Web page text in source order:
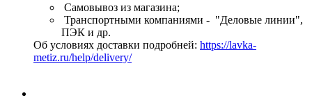
Самовывоз из магазина;
Транспортными компаниями - "Деловые линии",
ПЭК и др.
Об условиях доставки подробней: https://lavka-
metiz.ru/help/delivery/